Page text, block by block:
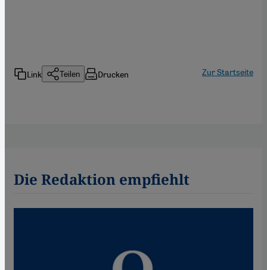
Link Teilen Drucken Zur Startseite
Die Redaktion empfiehlt